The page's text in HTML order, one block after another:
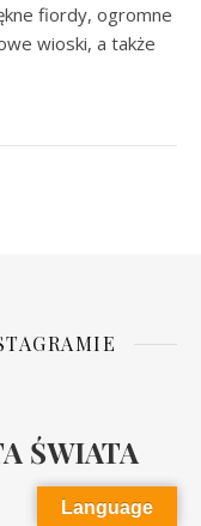
fiordy, ogromne
wioski, a także
ŚWIATA
Language